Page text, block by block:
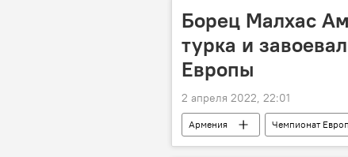
Борец Малхас
турка и
Европы
2 апреля 2022, 22:01
Армения Чемпионат